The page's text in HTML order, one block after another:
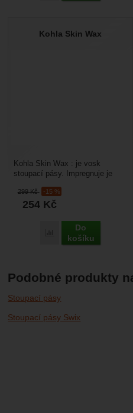
Kohla Skin Wax
299Kč -15 %
254 Kč
Porovnat
Do
košíku
Kohla Skin Wax : je vosk
stoupací pásy. Impregnuje je
díky tomu zlepšuje...
Podobné produkty
Stoupací pásy
Stoupací pásy Swix